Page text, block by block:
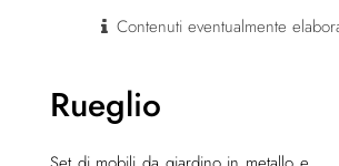
Contenuti eventualmente
Rueglio